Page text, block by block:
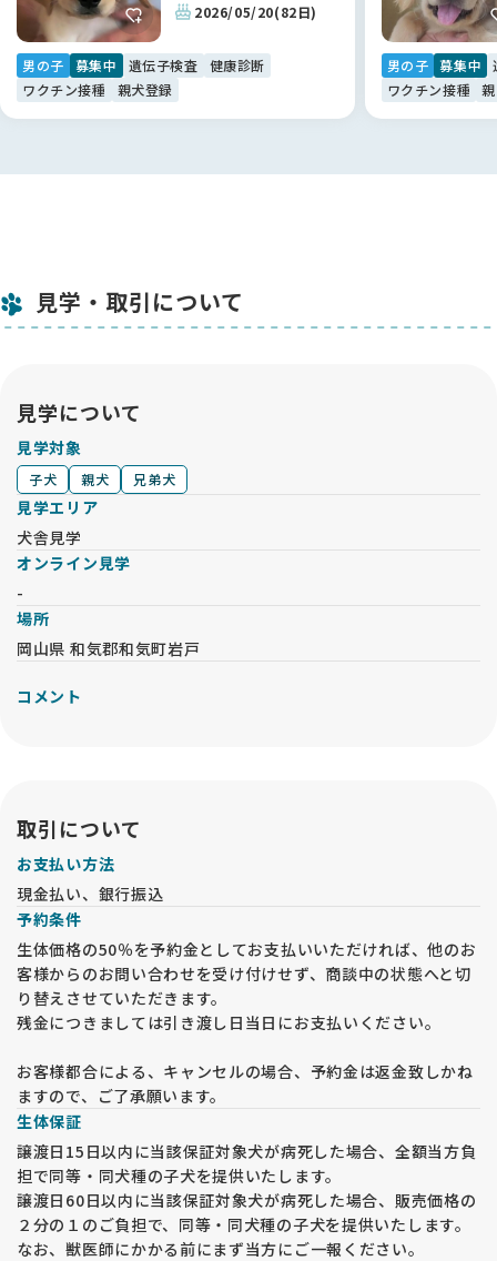
2026/05/20(82日)
男の子 募集中 遺伝子検査
健康診断
ワクチン接種
親犬登録
男の子 募集中
ワクチン接種
見学・取引について
見学について
見学対象
子犬 親犬 兄弟犬
見学エリア
犬舎見学
オンライン見学
-
場所
岡山県 和気郡和気町岩戸
コメント
取引について
お支払い方法
現金払い、銀行振込
予約条件
生体価格の50％を予約金としてお支払いいただければ、他のお
客様からのお問い合わせを受け付けせず、商談中の状態へと切
り替えさせていただきます。
残金につきましては引き渡し日当日にお支払いください。
お客様都合による、キャンセルの場合、予約金は返金致しかね
ますので、ご了承願います。
生体保証
譲渡日15日以内に当該保証対象犬が病死した場合、全額当方負
担で同等・同犬種の子犬を提供いたします。
譲渡日60日以内に当該保証対象犬が病死した場合、販売価格の
２分の１のご負担で、同等・同犬種の子犬を提供いたします。
なお、獣医師にかかる前にまず当方にご一報ください。